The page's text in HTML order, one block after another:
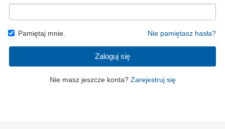
Pamiętaj mnie. Nie pamiętasz hasła?
Zaloguj się
Nie masz jeszcze konta? Zarejestruj się